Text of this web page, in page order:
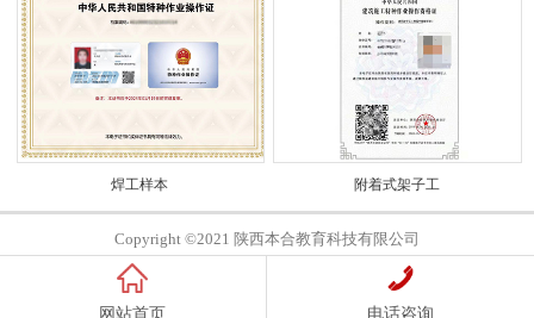
焊工样本 附着式架子工
Copyright ©2021 陕西本合教育科技有限公司
网站首页 电话咨询